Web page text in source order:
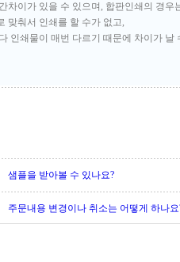
차이가 있을 수 있으며, 합판인쇄의 경
맞춰서 인쇄를 할 수가 없고,
인쇄물이 매번 다르기 때문에 차이가 날
샘플을 받아볼 수 있나요?
주문내용 변경이나 취소는 어떻게 하나요